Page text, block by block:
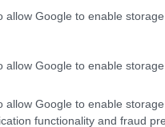
allow Google to enable
allow Google to enable
allow Google to enable
functionality and fraud
Carlo Azeglio
a “restituire”
Quando
reagì con la frase:
resto alla
profonda:il